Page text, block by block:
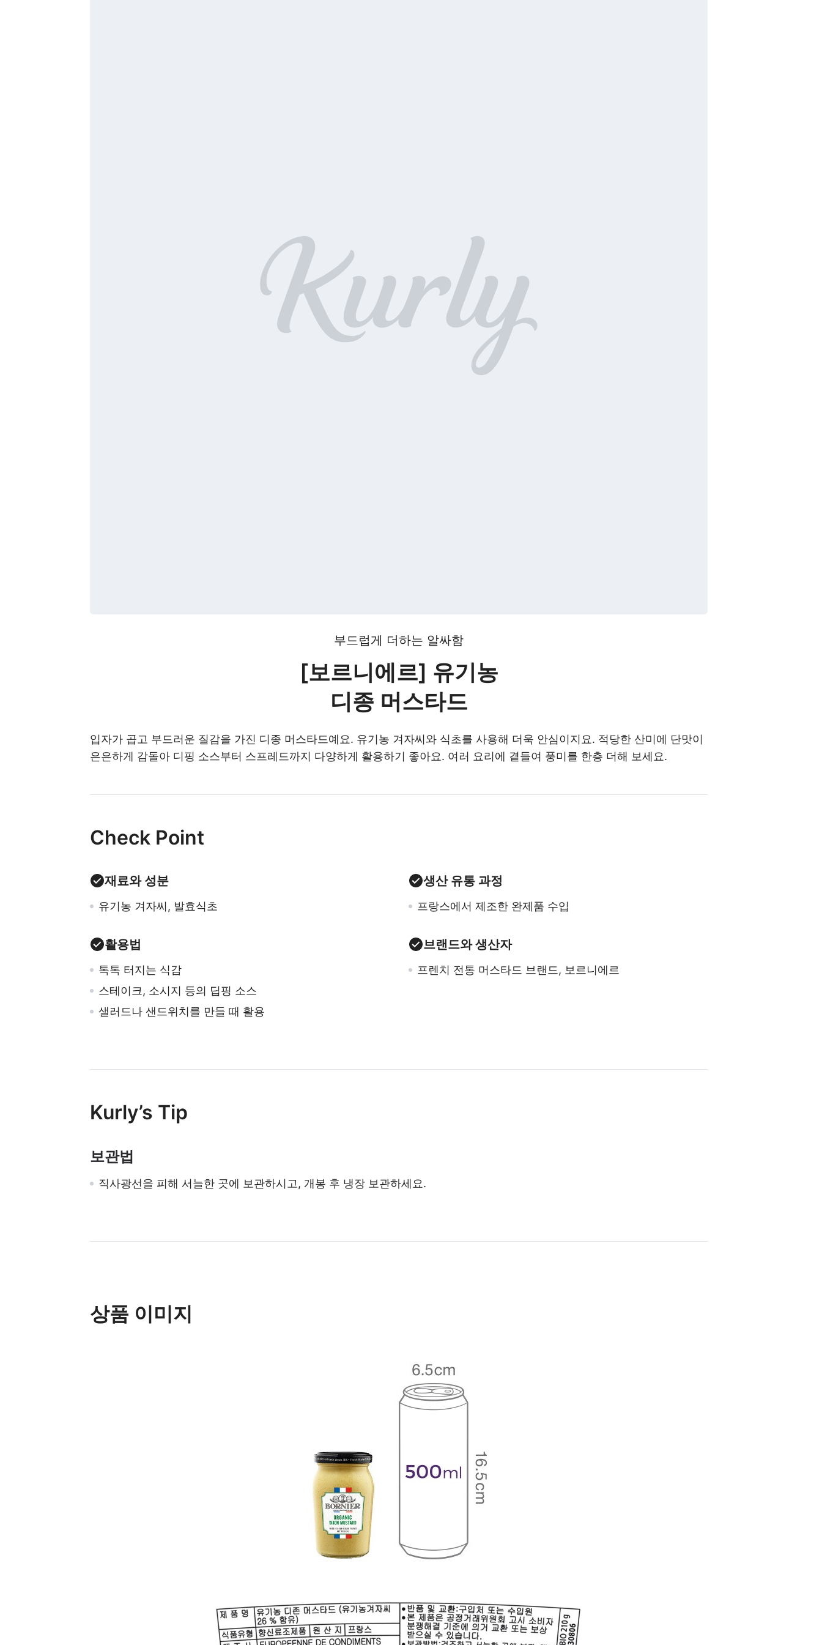
부드럽게 더하는 알싸함
[보르니에르] 유기농
디종 머스타드
입자가 곱고 부드러운 질감을 가진 디종 머스타드예요. 유기농 겨자씨와 식초를 사용해 더욱 안심이지요. 적당한 산미에 단맛이
은은하게 감돌아 디핑 소스부터 스프레드까지 다양하게 활용하기 좋아요. 여러 요리에 곁들여 풍미를 한층 더해 보세요.
Check Point
재료와 성분
유기농 겨자씨, 발효식초
생산 유통 과정
프랑스에서 제조한 완제품 수입
활용법
톡톡 터지는 식감
스테이크, 소시지 등의 딥핑 소스
샐러드나 샌드위치를 만들 때 활용
브랜드와 생산자
프렌치 전통 머스타드 브랜드, 보르니에르
Kurly’s Tip
보관법
직사광선을 피해 서늘한 곳에 보관하시고, 개봉 후 냉장 보관하세요.
상품 이미지